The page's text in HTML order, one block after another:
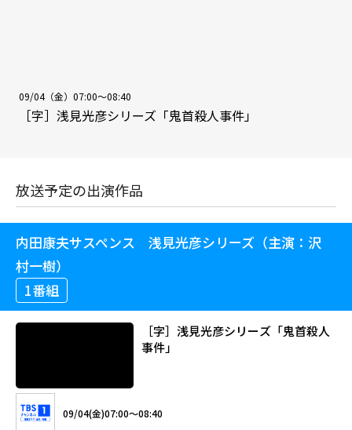
09/04（金）07:00～08:40
［字］浅見光彦シリーズ「鬼首殺人事件」
放送予定の出演作品
内田康夫サスペンス 浅見光彦シリーズ（主演：沢
村一樹）
1番組
［字］浅見光彦シリーズ「鬼首殺人
事件」
09/04(金)07:00～08:40